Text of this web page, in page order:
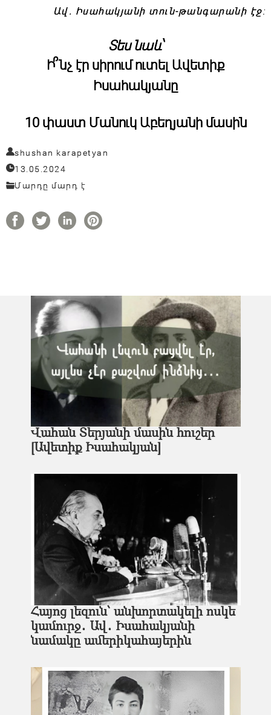
Ավ. Իսահակյանի տուն-թանգարանի էջ։
Տես նաև՝
Ի՞նչ էր սիրում ուտել Ավետիք
Իսահակյանը
10 փաստ Մանուկ Աբեղյանի մասին
shushan karapetyan
13.05.2024
Մարդը մարդ է
Վահան Տերյանի մասին հուշեր
[Ավետիք Իսահակյան]
Հայոց լեզուն՝ անխորտակելի ոսկե
կամուրջ․ Ավ․ Իսահակյանի
նամակը ամերիկահայերին